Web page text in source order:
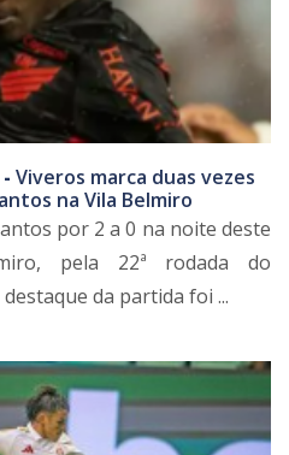
Viveros marca duas vezes
na Vila Belmiro
por 2 a 0 na noite deste
pela 22ª rodada do
da partida foi ...